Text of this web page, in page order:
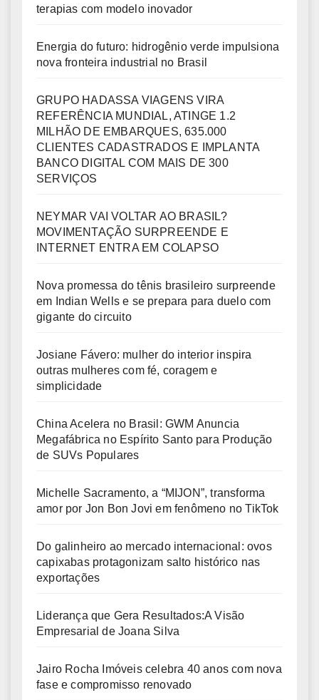
terapias com modelo inovador
Energia do futuro: hidrogênio verde impulsiona
nova fronteira industrial no Brasil
GRUPO HADASSA VIAGENS VIRA
REFERÊNCIA MUNDIAL, ATINGE 1.2
MILHÃO DE EMBARQUES, 635.000
CLIENTES CADASTRADOS E IMPLANTA
BANCO DIGITAL COM MAIS DE 300
SERVIÇOS
NEYMAR VAI VOLTAR AO BRASIL?
MOVIMENTAÇÃO SURPREENDE E
INTERNET ENTRA EM COLAPSO
Nova promessa do tênis brasileiro surpreende
em Indian Wells e se prepara para duelo com
gigante do circuito
Josiane Fávero: mulher do interior inspira
outras mulheres com fé, coragem e
simplicidade
China Acelera no Brasil: GWM Anuncia
Megafábrica no Espírito Santo para Produção
de SUVs Populares
Michelle Sacramento, a “MIJON”, transforma
amor por Jon Bon Jovi em fenômeno no TikTok
Do galinheiro ao mercado internacional: ovos
capixabas protagonizam salto histórico nas
exportações
Liderança que Gera Resultados:A Visão
Empresarial de Joana Silva
Jairo Rocha Imóveis celebra 40 anos com nova
fase e compromisso renovado